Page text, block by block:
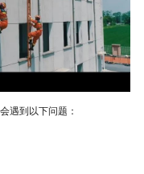
遇到以下问题：